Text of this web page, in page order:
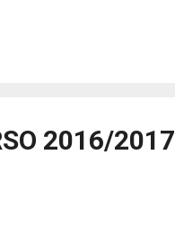
2016/2017